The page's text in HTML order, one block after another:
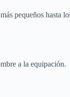
pequeños hasta
a la equipación.